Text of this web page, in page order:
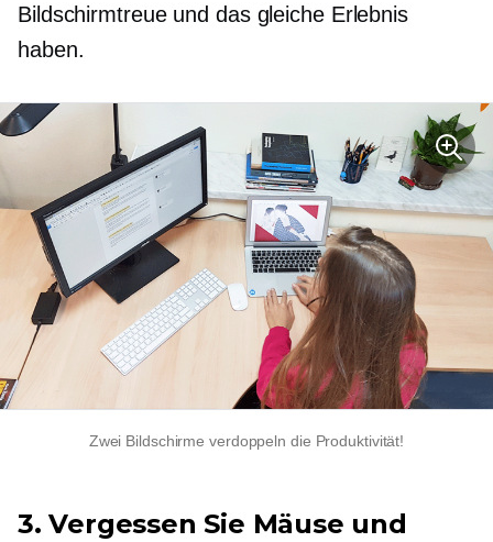
Bildschirmtreue und das gleiche Erlebnis
haben.
Zwei Bildschirme verdoppeln die Produktivität!
3. Vergessen Sie Mäuse und